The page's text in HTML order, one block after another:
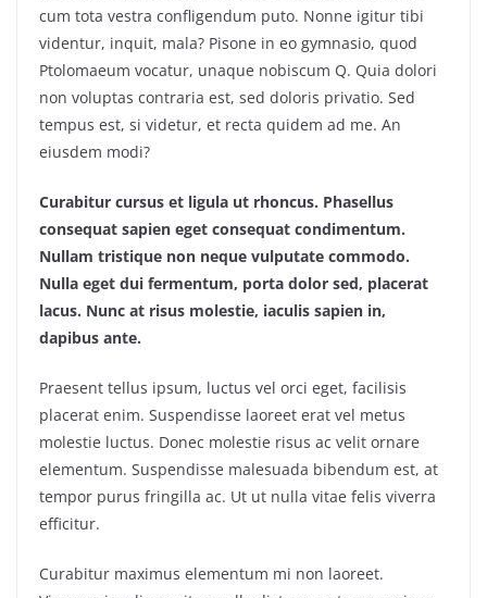
cum tota vestra confligendum puto. Nonne igitur tibi
videntur, inquit, mala? Pisone in eo gymnasio, quod
Ptolomaeum vocatur, unaque nobiscum Q. Quia dolori
non voluptas contraria est, sed doloris privatio. Sed
tempus est, si videtur, et recta quidem ad me. An
eiusdem modi?
Curabitur cursus et ligula ut rhoncus. Phasellus
consequat sapien eget consequat condimentum.
Nullam tristique non neque vulputate commodo.
Nulla eget dui fermentum, porta dolor sed, placerat
lacus. Nunc at risus molestie, iaculis sapien in,
dapibus ante.
Praesent tellus ipsum, luctus vel orci eget, facilisis
placerat enim. Suspendisse laoreet erat vel metus
molestie luctus. Donec molestie risus ac velit ornare
elementum. Suspendisse malesuada bibendum est, at
tempor purus fringilla ac. Ut ut nulla vitae felis viverra
efficitur.
Curabitur maximus elementum mi non laoreet.